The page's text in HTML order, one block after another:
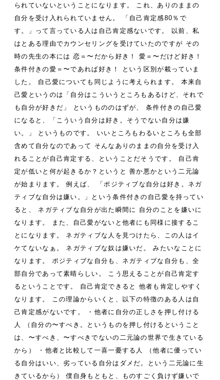
られていないということになります。
これ、ありのままの
自分を受け入れられていません。
「自己肯定感80％で
す。」って言っている人は自己肯定感ないです。
以前、私
はとある理由でカウンセリングを受けていたのですが その
時の先生の本には 恋＝〜だから好き！
愛＝〜だけど好き！
条件付きの愛＝〜であれば好き！
という区別が載っていま
した。
自己愛についても同じように考えられます。
本来自
己愛というのは「自分はこういうところもあるけど、それで
も自分が好きだ」
というもののはずが、
条件付きの自己愛
になると、「こういう自分は好き。そうでない自分は嫌
い。」
というものです。
いいところもわるいところも全部
含めて自分なのであって そんなありのままの自分を受け入
れることが自己肯定する、ということだそうです。
自己肯
定が低いと何が起きるか？というと
善か悪かという二元論
が始まります。
例えば、
「ポジティブな自分は好き。ネガ
ティブな自分は嫌い。」という条件付きの自己愛を持ってい
ると、
ネガティブな自分が出た瞬間に 自分のことを嫌いに
なります。
また、自己愛がないと他者にも同様に接するこ
とになります。
ネガティブな人を見つけたら、この人はイ
ケてないなぁ。
ネガティブな奴は嫌いだ。
みたいなことに
なります。
ポジティブな自分も、ネガティブな自分も、全
部自分であって素晴らしい。
こう思えることが自己肯定す
るということです。
自己肯定できると
他者も肯定しやすく
なります。
この理論からいくと、以下の特徴のある人は自
己肯定感がないです。
・他者に自分の正しさを押し付ける
人
（自分の〜すべき。というものを押し付けるということ
は、〜すべき、〜すべきでないの二元論の世界で生きている
から）
・他者と比較して一喜一憂する人
（他者に優ってい
る自分はいい、劣っている自分はダメだ。という二元論に生
きているから）
僕自身もともと、ものすごく負けず嫌いで